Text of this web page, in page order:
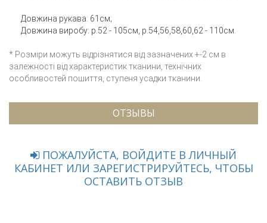
Довжина рукава: 61см;
Довжина виробу: р.52 - 105см, р.54,56,58,60,62 - 110см.
* Розміри можуть відрізнятися від зазначених +-2 см в
залежності від характеристик тканини, технічних
особливостей пошиття, ступеня усадки тканини.
ОТЗЫВЫ
ПОЖАЛУЙСТА, ВОЙДИТЕ В ЛИЧНЫЙ
КАБИНЕТ ИЛИ ЗАРЕГИСТРИРУЙТЕСЬ, ЧТОБЫ
ОСТАВИТЬ ОТЗЫВ